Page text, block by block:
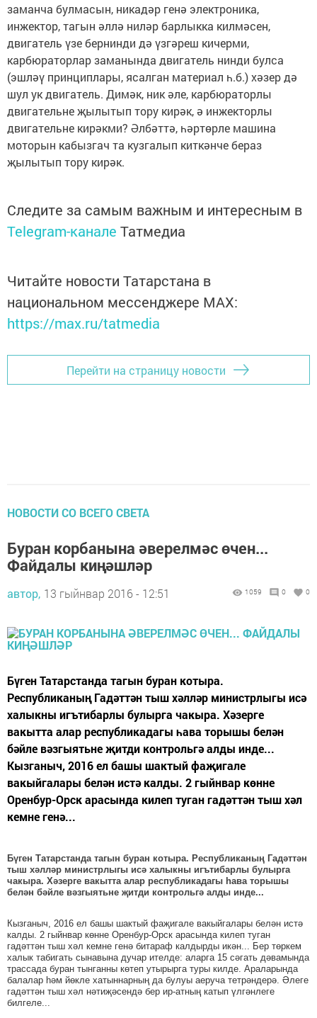
заманча булмасын, никадәр генә электроника,
инжектор, тагын әллә ниләр барлыкка килмәсен,
двигатель үзе бернинди дә үзгәреш кичерми,
карбюраторлар заманында двигатель нинди булса
(эшләү принциплары, ясалган материал һ.б.) хәзер дә
шул ук двигатель. Димәк, ник әле, карбюраторлы
двигательне җылытып тору кирәк, ә инжекторлы
двигательне кирәкми? Әлбәттә, һәртөрле машина
моторын кабызгач та кузгалып киткәнче бераз
җылытып тору кирәк.
Следите за самым важным и интересным в
Telegram-канале Татмедиа
Читайте новости Татарстана в
национальном мессенджере MАХ:
https://max.ru/tatmedia
Перейти на страницу новости
НОВОСТИ СО ВСЕГО СВЕТА
Буран корбанына әверелмәс өчен...
Файдалы киңәшләр
автор, 13 гыйнвар 2016 - 12:51 1059 0 0
Бүген Татарстанда тагын буран котыра.
Республиканың Гадәттән тыш хәлләр министрлыгы исә
халыкны игътибарлы булырга чакыра. Хәзерге
вакытта алар республикадагы һава торышы белән
бәйле вәзгыятьне җитди контрольгә алды инде...
Кызганыч, 2016 ел башы шактый фаҗигале
вакыйгалары белән истә калды. 2 гыйнвар көнне
Оренбур-Орск арасында килеп туган гадәттән тыш хәл
кемне генә...
Бүген Татарстанда тагын буран котыра. Республиканың Гадәттән
тыш хәлләр министрлыгы исә халыкны игътибарлы булырга
чакыра. Хәзерге вакытта алар республикадагы һава торышы
белән бәйле вәзгыятьне җитди контрольгә алды инде...
Кызганыч, 2016 ел башы шактый фаҗигале вакыйгалары белән истә
калды. 2 гыйнвар көнне Оренбур-Орск арасында килеп туган
гадәттән тыш хәл кемне генә битараф калдырды икән... Бер төркем
халык табигать сынавына дучар ителде: аларга 15 сәгать дәвамында
трассада буран тынганны көтеп утырырга туры килде. Араларында
балалар һәм йөкле хатыннарның да булуы аеруча тетрәндерә. Әлеге
гадәттән тыш хәл нәтиҗәсендә бер ир-атның катып үлгәнлеге
билгеле...